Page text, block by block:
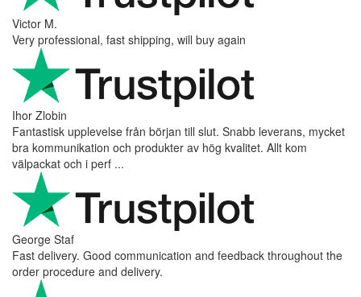
Victor M.
Very professional, fast shipping, will buy again
Ihor Zlobin
Fantastisk upplevelse från början till slut. Snabb leverans, mycket
bra kommunikation och produkter av hög kvalitet. Allt kom
välpackat och i perf ...
George Staf
Fast delivery. Good communication and feedback throughout the
order procedure and delivery.